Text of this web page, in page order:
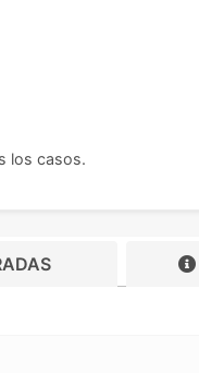
los casos.